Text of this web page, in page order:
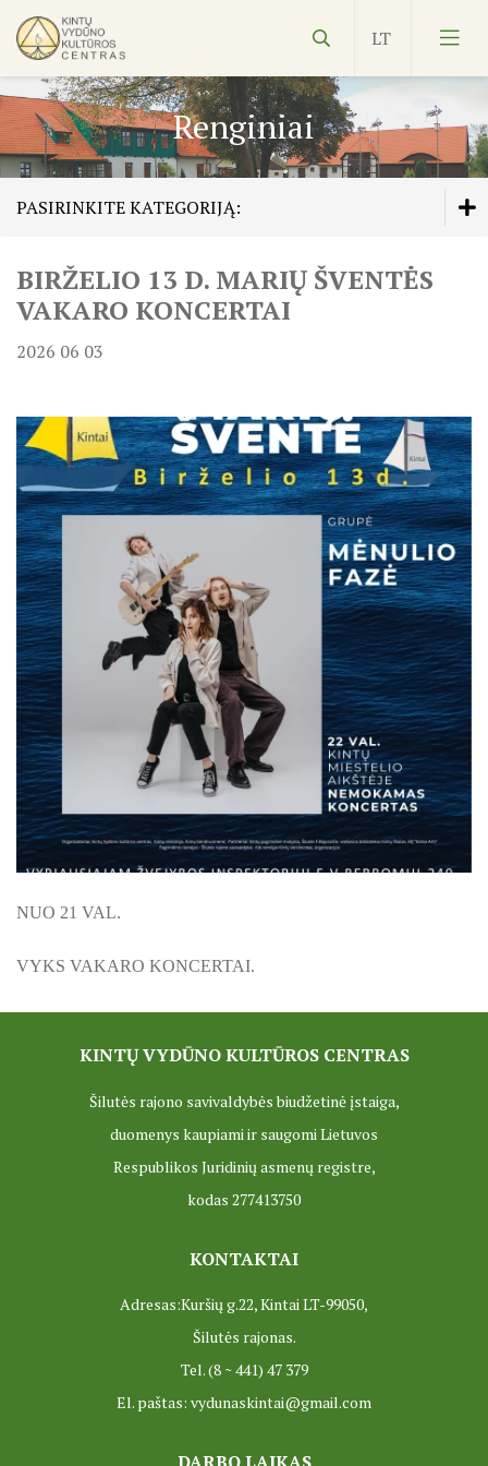
Ekspozicijos
NVŠ
KILNOJAMOJI Emalio darbų paroda KLAIPĖDOS
ŠILUTĖS ŽRVVG ,,ŽUVĖJŲ KRAŠTAS" PROJEKTAS 2025/
KULTŪROS MINISTERIJOS PROJEKTAS ''KODAS:
KPD PROJEKTAS ,,MAŽOSIOS LIETUVOS MOKYKLA-
KPD PROJEKTAS ,,MAŽOSIOS LIETUVOS MOKYKLA-
KPD PROJEKTAS ,,MAŽOSIOS LIETUVOS MOKYKLA-
KPD PROJEKTAS ,,MAŽOSIOS LIETUVOS MOKYKLA-
KPD PROJEKTAS ,,MAŽOSIOS LIETUVOS MOKYKLA-
PROJEKTAS ,,KULTŪROS SKŪNĖ". Keramikos dirbtuvės
ES PROJEKTAS GENIUS LOCI. Išleistas bukletas ,,Vydūno
ES PROJEKTAS GENIUS LOCI. Vydūno šviesos festivalis.
ES PROJEKTAS GENIUS LOCI. Vydūno šviesos festivalis.
ES PROJEKTAS GENIUS LOCI. Įrengtas Vydūno suolelis
ES PROJEKTAS GENIUS LOCI. Kieme ,,dygsta"
Renginiai
PASIRINKITE KATEGORIJĄ:
Veiklos planas
BIRŽELIO 13 D. MARIŲ ŠVENTĖS
VAKARO KONCERTAI
2026 06 03
NUO 21 VAL.
VYKS VAKARO KONCERTAI.
KINTŲ VYDŪNO KULTŪROS CENTRAS
Šilutės rajono savivaldybės biudžetinė įstaiga,
duomenys kaupiami ir saugomi Lietuvos
Respublikos Juridinių asmenų registre,
kodas 277413750
KONTAKTAI
Adresas:Kuršių g.22, Kintai LT-99050,
Šilutės rajonas.
Tel. (8 ~ 441) 47 379
El. paštas: vydunaskintai@gmail.com